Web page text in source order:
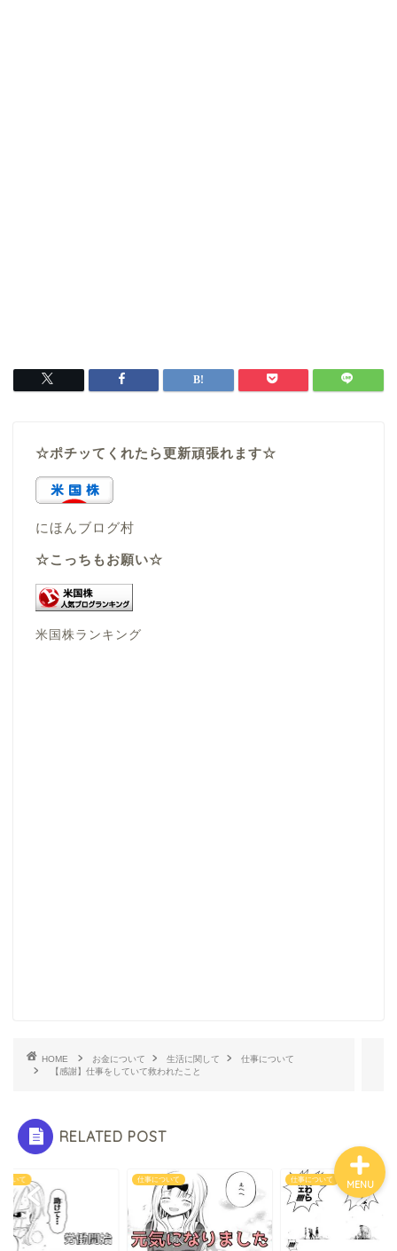
☆ポチッてくれたら更新頑張れます☆
にほんブログ村
☆こっちもお願い☆
米国株ランキング
HOME お金について 生活に関して
仕事について
【感謝】仕事をしていて救われたこと
RELATED POST
ついて 仕事について 仕事について MENU
支出報告